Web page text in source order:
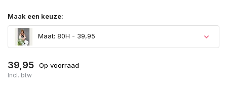
Maak een keuze:
Maat: 80H - 39,95
39,95 Op voorraad
Incl. btw